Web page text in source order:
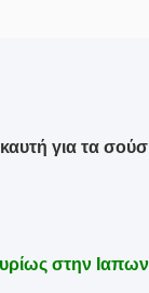
για τα
στην